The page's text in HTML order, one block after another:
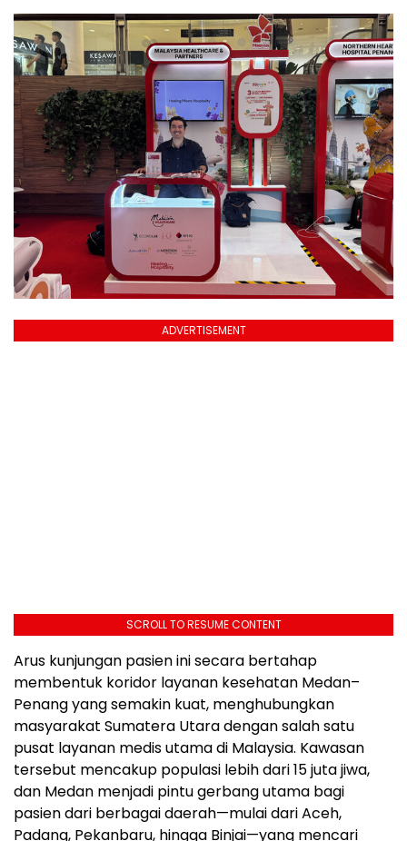
ADVERTISEMENT
SCROLL TO RESUME CONTENT
Arus kunjungan pasien ini secara bertahap
membentuk koridor layanan kesehatan Medan–
Penang yang semakin kuat, menghubungkan
masyarakat Sumatera Utara dengan salah satu
pusat layanan medis utama di Malaysia. Kawasan
tersebut mencakup populasi lebih dari 15 juta jiwa,
dan Medan menjadi pintu gerbang utama bagi
pasien dari berbagai daerah—mulai dari Aceh,
Padang, Pekanbaru, hingga Binjai—yang mencari